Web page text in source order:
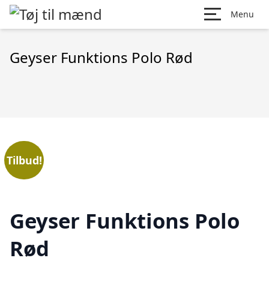
Menu
Geyser Funktions Polo Rød
Tilbud!
Geyser Funktions Polo
Rød